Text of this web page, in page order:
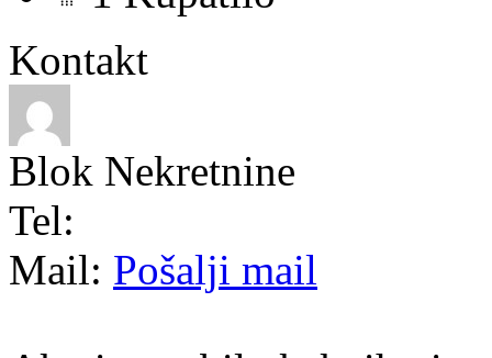
Kontakt
Blok Nekretnine
Tel:
Mail: Pošalji mail